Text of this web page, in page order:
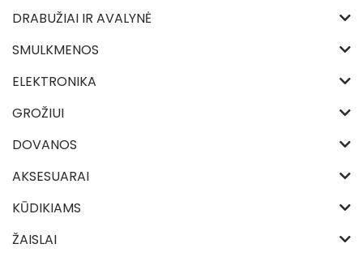
DRABUŽIAI IR AVALYNĖ
SMULKMENOS
ELEKTRONIKA
GROŽIUI
DOVANOS
AKSESUARAI
KŪDIKIAMS
ŽAISLAI